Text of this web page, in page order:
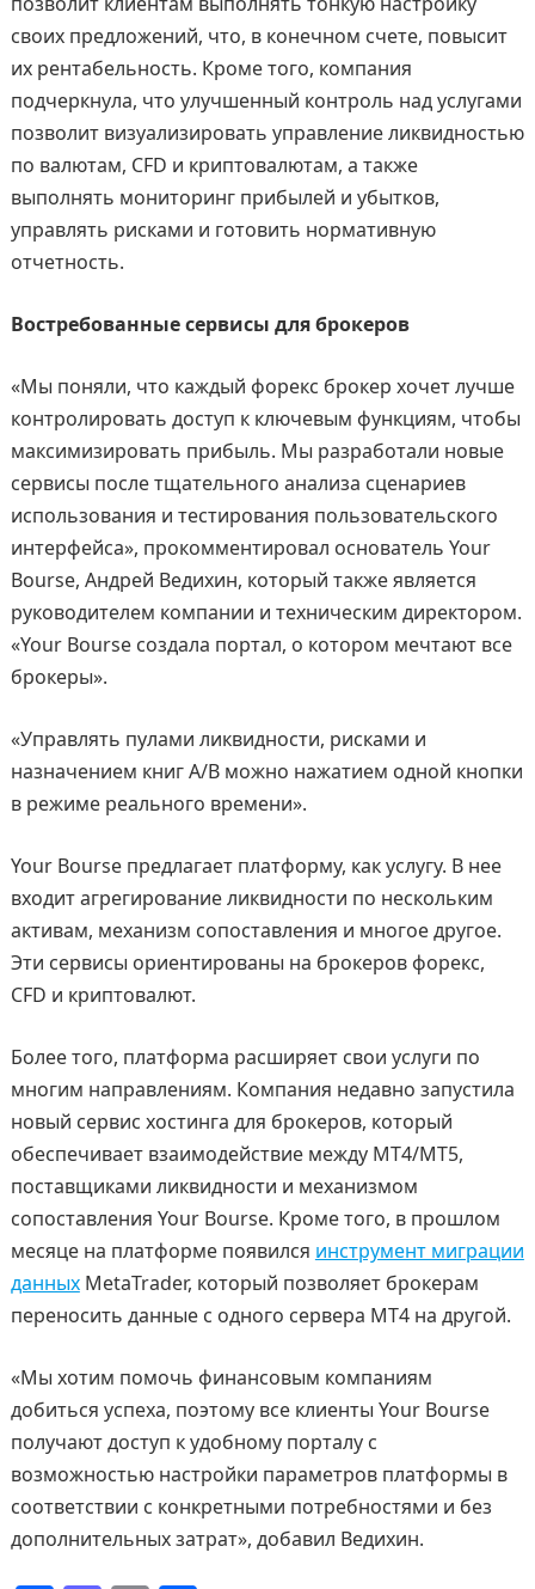
своих предложений, что, в конечном счете, повысит
их рентабельность. Кроме того, компания
подчеркнула, что улучшенный контроль над услугами
позволит визуализировать управление ликвидностью
по валютам, CFD и криптовалютам, а также
выполнять мониторинг прибылей и убытков,
управлять рисками и готовить нормативную
отчетность.
Востребованные сервисы для брокеров
«Мы поняли, что каждый форекс брокер хочет лучше
контролировать доступ к ключевым функциям, чтобы
максимизировать прибыль. Мы разработали новые
сервисы после тщательного анализа сценариев
использования и тестирования пользовательского
интерфейса», прокомментировал основатель Your
Bourse, Андрей Ведихин, который также является
руководителем компании и техническим директором.
«Your Bourse создала портал, о котором мечтают все
брокеры».
«Управлять пулами ликвидности, рисками и
назначением книг A/B можно нажатием одной кнопки
в режиме реального времени».
Your Bourse предлагает платформу, как услугу. В нее
входит агрегирование ликвидности по нескольким
активам, механизм сопоставления и многое другое.
Эти сервисы ориентированы на брокеров форекс,
CFD и криптовалют.
Более того, платформа расширяет свои услуги по
многим направлениям. Компания недавно запустила
новый сервис хостинга для брокеров, который
обеспечивает взаимодействие между MT4/MT5,
поставщиками ликвидности и механизмом
сопоставления Your Bourse. Кроме того, в прошлом
месяце на платформе появился инструмент миграции
данныхMetaTrader, который позволяет брокерам
переносить данные с одного сервера MT4 на другой.
«Мы хотим помочь финансовым компаниям
добиться успеха, поэтому все клиенты Your Bourse
получают доступ к удобному порталу с
возможностью настройки параметров платформы в
соответствии с конкретными потребностями и без
дополнительных затрат», добавил Ведихин.